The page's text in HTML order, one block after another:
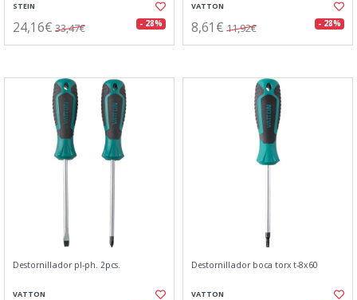
STEIN
24,16€ 33,47€ - 28%
VATTON
8,61€ 11,92€ - 28%
Destornillador pl-ph. 2pcs.
VATTON
Destornillador boca torx t-8x60
VATTON